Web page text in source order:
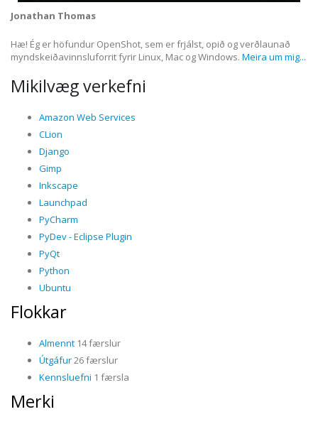
Jonathan Thomas
Hæ! Ég er höfundur OpenShot, sem er frjálst, opið og verðlaunað
myndskeiðavinnsluforrit fyrir Linux, Mac og Windows. Meira um mig...
Mikilvæg verkefni
Amazon Web Services
CLion
Django
Gimp
Inkscape
Launchpad
PyCharm
PyDev - Eclipse Plugin
PyQt
Python
Ubuntu
Flokkar
Almennt 14 færslur
Útgáfur26 færslur
Kennsluefni 1 færsla
Merki